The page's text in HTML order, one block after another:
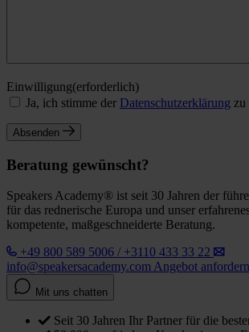
Einwilligung(erforderlich)
Ja, ich stimme der Datenschutzerklärung zu
Absenden
Beratung gewünscht?
Speakers Academy® ist seit 30 Jahren der
für das rednerische Europa und unser
kompetente, maßgeschneiderte Beratung.
+49 800 589 5006 / +3110 433 33 22
info@speakersacademy.com Angebot anfordern
Mit uns chatten
Seit 30 Jahren Ihr Partner für die